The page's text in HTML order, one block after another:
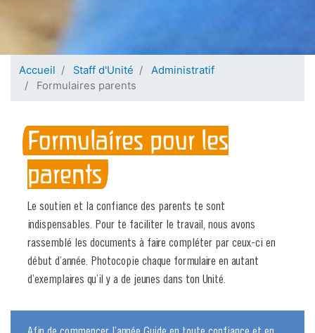
Accueil Staff d'Unité
Administratif
Formulaires parents
Formulaires pour les
parents
Le soutien et la confiance des parents te sont
indispensables. Pour te faciliter le travail, nous avons
rassemblé les documents à faire compléter par ceux-ci en
début d’année. Photocopie chaque formulaire en autant
d’exemplaires qu’il y a de jeunes dans ton Unité.